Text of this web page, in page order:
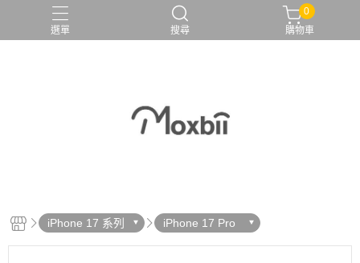
選單 搜尋
0
購物車
iPhone 17 系列 iPhone 17 Pro